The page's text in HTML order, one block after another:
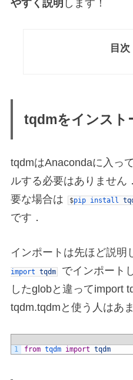
やすく説明 します！
目次
tqdmをインスト
tqdmはAnacondaに入っ
ルする必要はありません
要な場合は
$pip install
です．
インポートは先ほど説明
import tqdm でインポート
したglobと違ってimport
tqdm.tqdmと使う人はあ
1
from tqdm import tqdm